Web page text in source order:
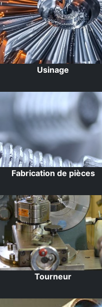
Usinage
Fabrication de pièces
Tourneur